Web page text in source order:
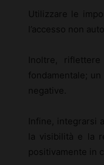
Utilizzare le
l’accesso non
Inoltre,
fondamentale;
negative.
Infine,
la visibilità e la
positivamente in